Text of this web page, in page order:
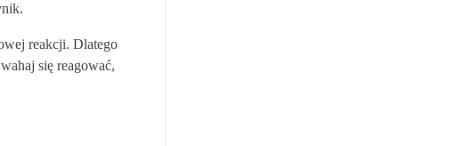
reakcji. Dlatego
się reagować,